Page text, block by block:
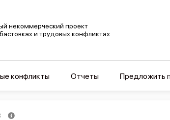
некоммерческий проект
и трудовых конфликтах
конфликты Отчеты Предложить